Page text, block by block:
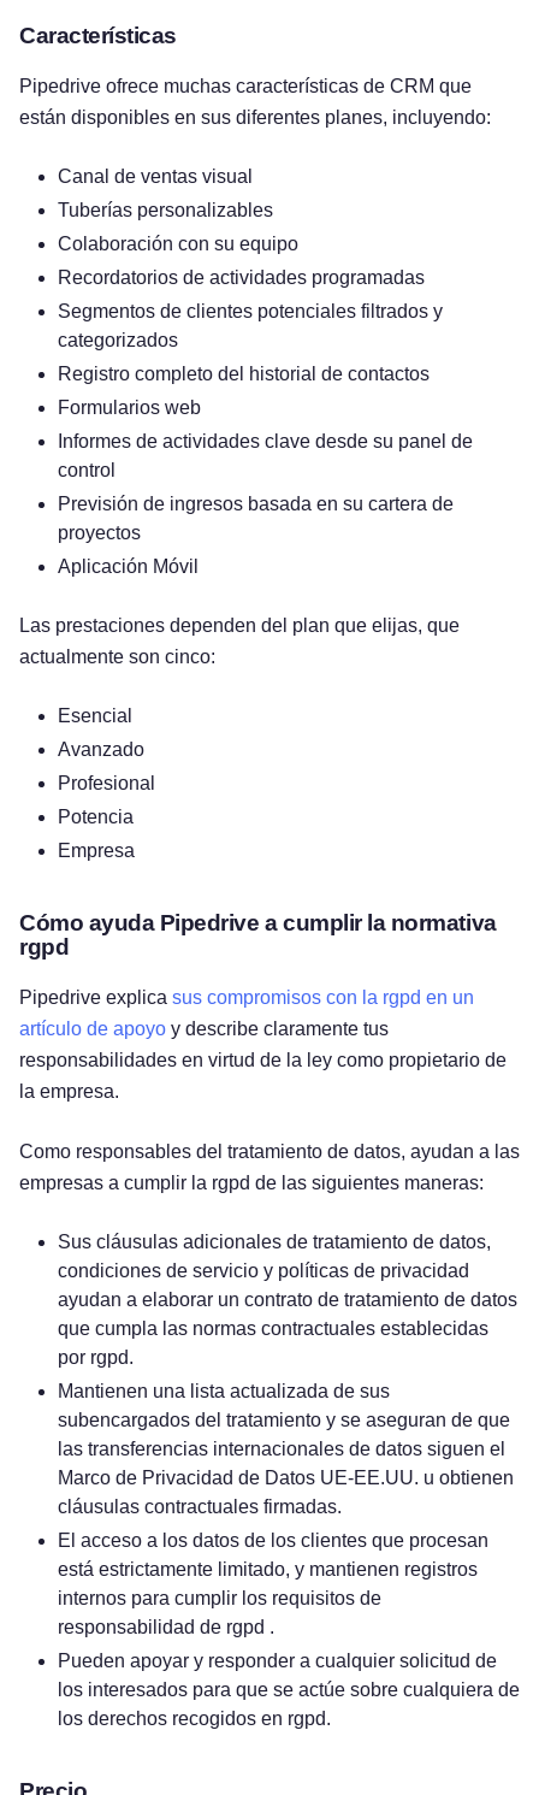
Características
Pipedrive ofrece muchas características de CRM que
están disponibles en sus diferentes planes, incluyendo:
Canal de ventas visual
Tuberías personalizables
Colaboración con su equipo
Recordatorios de actividades programadas
Segmentos de clientes potenciales filtrados y
categorizados
Registro completo del historial de contactos
Formularios web
Informes de actividades clave desde su panel de
control
Previsión de ingresos basada en su cartera de
proyectos
Aplicación Móvil
Las prestaciones dependen del plan que elijas, que
actualmente son cinco:
Esencial
Avanzado
Profesional
Potencia
Empresa
Cómo ayuda Pipedrive a cumplir la normativa
rgpd
Pipedrive explica sus compromisos con la rgpd en un
artículo de apoyo y describe claramente tus
responsabilidades en virtud de la ley como propietario de
la empresa.
Como responsables del tratamiento de datos, ayudan a las
empresas a cumplir la rgpd de las siguientes maneras:
Sus cláusulas adicionales de tratamiento de datos,
condiciones de servicio y políticas de privacidad
ayudan a elaborar un contrato de tratamiento de datos
que cumpla las normas contractuales establecidas
por rgpd.
Mantienen una lista actualizada de sus
subencargados del tratamiento y se aseguran de que
las transferencias internacionales de datos siguen el
Marco de Privacidad de Datos UE-EE.UU. u obtienen
cláusulas contractuales firmadas.
El acceso a los datos de los clientes que procesan
está estrictamente limitado, y mantienen registros
internos para cumplir los requisitos de
responsabilidad de rgpd .
Pueden apoyar y responder a cualquier solicitud de
los interesados para que se actúe sobre cualquiera de
los derechos recogidos en rgpd.